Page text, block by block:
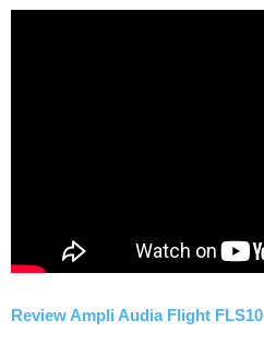
Review Ampli Audia Flight FLS10